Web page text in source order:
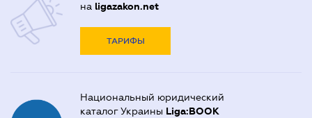
на ligazakon.net
ТАРИФЫ
Национальный юридический
каталог Украины Liga:BOOK